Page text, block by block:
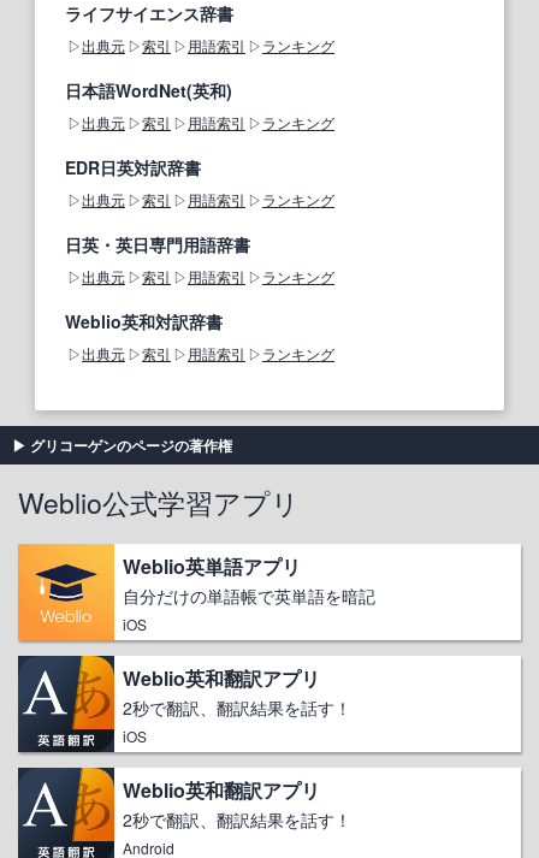
ライフサイエンス辞書
出典元 索引 用語索引 ランキング
日本語WordNet(英和)
出典元 索引 用語索引 ランキング
EDR日英対訳辞書
出典元 索引 用語索引 ランキング
日英・英日専門用語辞書
出典元 索引 用語索引 ランキング
Weblio英和対訳辞書
出典元 索引 用語索引 ランキング
グリコーゲンのページの著作権
Weblio公式学習アプリ
Weblio英単語アプリ
自分だけの単語帳で英単語を暗記
iOS
Weblio英和翻訳アプリ
2秒で翻訳、翻訳結果を話す！
iOS
Weblio英和翻訳アプリ
2秒で翻訳、翻訳結果を話す！
Android